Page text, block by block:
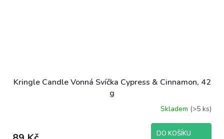
Kringle Candle Vonná Svíčka Cypress & Cinnamon, 42
g
Skladem (>5 ks)
DO KOŠÍKU